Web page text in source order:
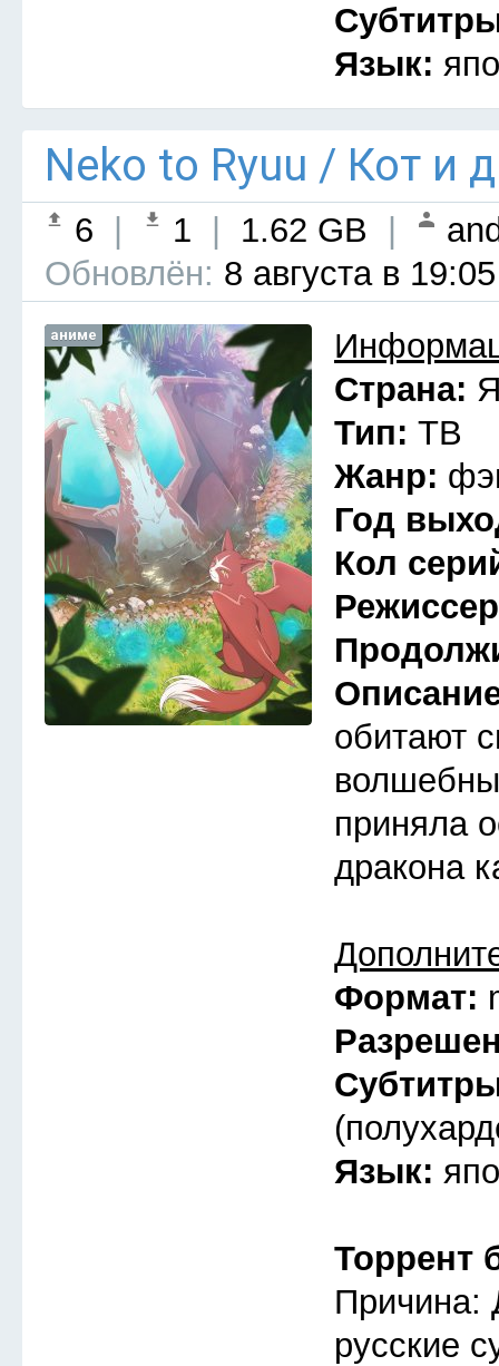
Язык:
Neko to Ryuu / Кот и
6 1 1.62 GB
Обновлён: 8 августа в 19:05
аниме
Страна:
Тип: ТВ
Жанр:
Год
Кол
обитают
приняла
дракона
Формат:
Язык:
Торрент
Причина:
русские